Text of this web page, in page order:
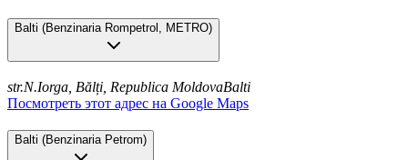
Balti (Benzinaria Rompetrol, METRO)
str.N.Iorga, Bălți, Republica MoldovaBalti
Посмотреть этот адрес на Google Maps
Balti (Benzinaria Petrom)